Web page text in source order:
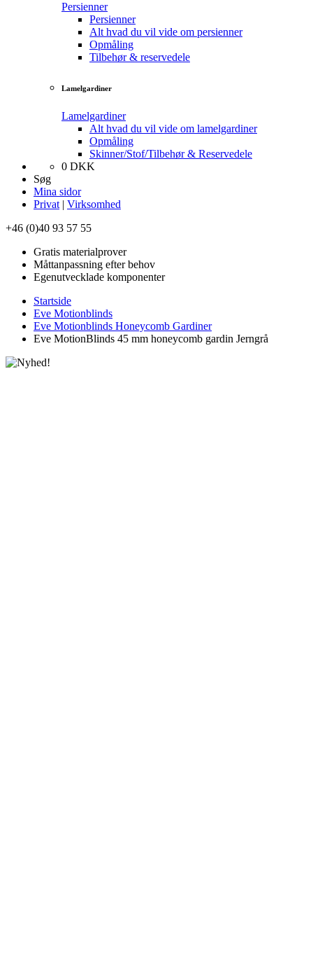
Persienner
Persienner
Alt hvad du vil vide om persienner
Opmåling
Tilbehør & reservedele
Lamelgardiner
Lamelgardiner
Alt hvad du vil vide om lamelgardiner
Opmåling
Skinner/Stof/Tilbehør & Reservedele
0 DKK
Søg
Mina sidor
Privat | Virksomhed
+46 (0)40 93 57 55
Gratis materialprover
Måttanpassning efter behov
Egenutvecklade komponenter
Startside
Eve Motionblinds
Eve Motionblinds Honeycomb Gardiner
Eve MotionBlinds 45 mm honeycomb gardin Jerngrå